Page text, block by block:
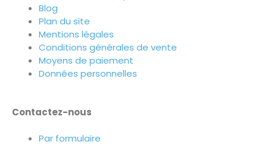
Blog
Plan du site
Mentions légales
Conditions générales de vente
Moyens de paiement
Données personnelles
Contactez-nous
Par formulaire